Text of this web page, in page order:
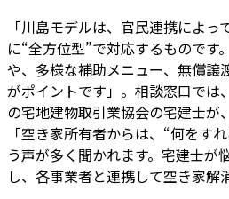
「川島モデルは、官民連携によ
に“全方位型”で対応するものです
や、多様な補助メニュー、無償譲
がポイントです」。相談窓口では
の宅地建物取引業協会の宅建士が
「空き家所有者からは、“何をす
う声が多く聞かれます。宅建士が
し、各事業者と連携して空き家解